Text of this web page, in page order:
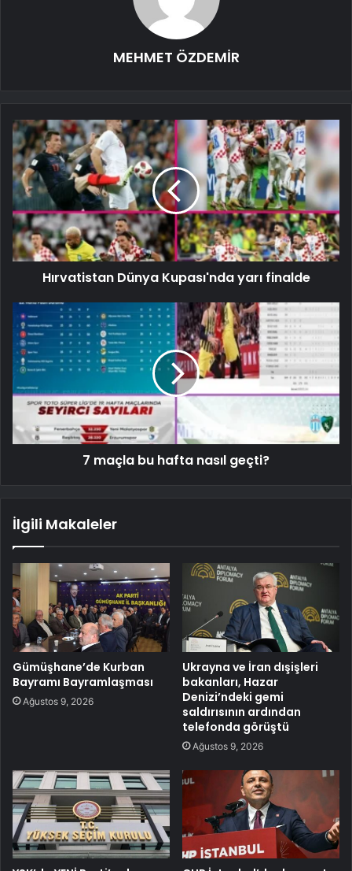
MEHMET ÖZDEMİR
Hırvatistan Dünya Kupası'nda yarı finalde
7 maçla bu hafta nasıl geçti?
İlgili Makaleler
Gümüşhane’de Kurban
Bayramı Bayramlaşması
Ağustos 9, 2026
Ukrayna ve İran dışişleri
bakanları, Hazar
Denizi’ndeki gemi
saldırısının ardından
telefonda görüştü
Ağustos 9, 2026